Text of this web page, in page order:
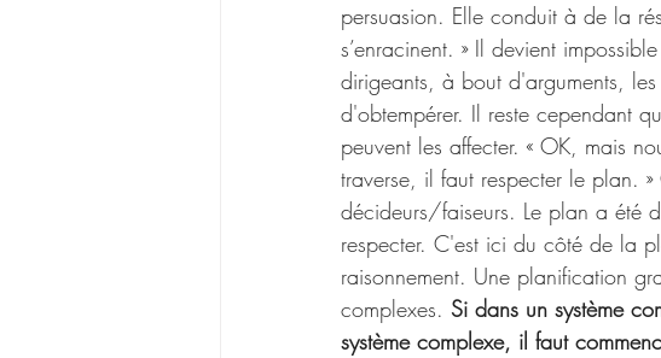
persuasion. Elle conduit à de la
s’enracinent. » Il devient
dirigeants, à bout d'arguments,
d'obtempérer. Il reste cependant
peuvent les affecter. « OK, mais
traverse, il faut respecter le plan.
décideurs/faiseurs. Le plan a été
respecter. C'est ici du côté de la
raisonnement. Une planification
complexes. Si dans un système
système complexe, il faut